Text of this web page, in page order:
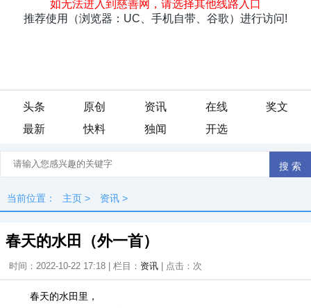
头条 原创 资讯 在线
奖文
最新
快料 独闻 开选
当前位置： 主页 > 资讯 >
春天的水田（外一首）
时间：2022-10-22 17:18 | 栏目： 资讯 | 点击： 次
春天的水田里，